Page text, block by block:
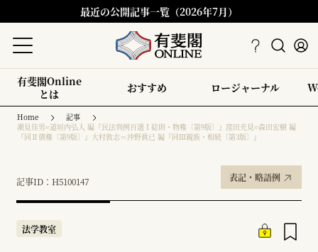
最近の公開記事一覧（2026年7月）
有斐閣Online
とは
おすすめ ロージャーナル
Home
記事
潮見佳男=道垣内弘人 編『民法判例百選Ⅰ総則・物権〔第9版〕』窪田充見=森田宏樹 編
『同Ⅱ債権〔第9版〕』大村敦志＝沖野眞已 編『同Ⅲ親族・相続〔第3版〕』
記事ID：H5100147 表記・略語例
法学教室